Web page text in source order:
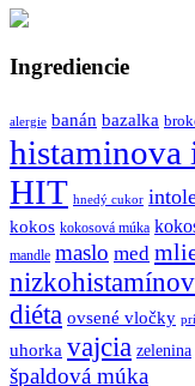
Ingrediencie
alergie banán bazalka
histaminova
HIT hnedý cukor
kokos kokosová múka
mandle maslo med
diéta ovsené vločky
uhorka vajcia zelenina
špaldová múka